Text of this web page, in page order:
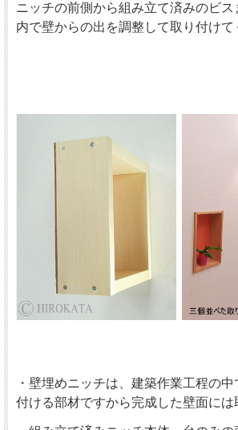
ニッチの前側から組み立て済みのビス
内で壁からの出を調整して取り付けて
・壁埋めニッチは、建築作業工程の
付ける部材ですから完成した壁面には